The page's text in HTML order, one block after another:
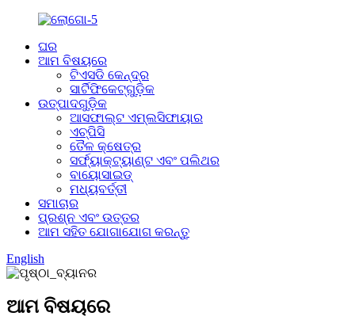
ଘର
ଆମ ବିଷୟରେ
ଟିଏସଡି କେନ୍ଦ୍ର
ସାର୍ଟିଫିକେଟ୍‌ଗୁଡ଼ିକ
ଉତ୍ପାଦଗୁଡ଼ିକ
ଆସଫାଲ୍ଟ ଏମ୍ଲସିଫାୟାର
ଏଚ୍‌ପିସି
ତୈଳ କ୍ଷେତ୍ର
ସର୍ଫ୍ୟାକ୍ଟ୍ୟାଣ୍ଟ ଏବଂ ପଲିଥର
ବାୟୋସାଇଡ୍
ମଧ୍ୟବର୍ତ୍ତୀ
ସମାଚାର
ପ୍ରଶ୍ନ ଏବଂ ଉତ୍ତର
ଆମ ସହିତ ଯୋଗାଯୋଗ କରନ୍ତୁ
English
ଆମ ବିଷୟରେ